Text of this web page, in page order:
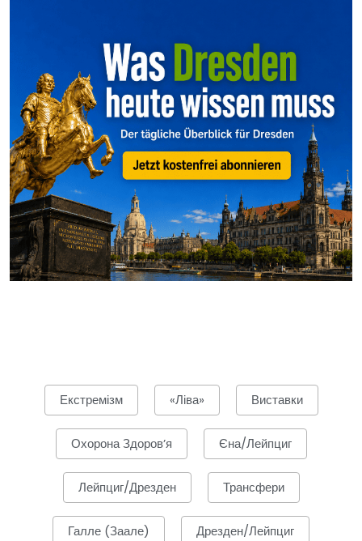
Екстремізм «Ліва» Виставки
Охорона Здоров’я Єна/Лейпциг
Лейпциг/Дрезден Трансфери
Галле (Заале) Дрезден/Лейпциг